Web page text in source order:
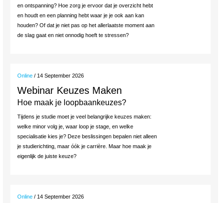
en ontspanning? Hoe zorg je ervoor dat je overzicht hebt
en houdt en een planning hebt waar je je ook aan kan
houden? Of dat je niet pas op het allerlaatste moment aan
de slag gaat en niet onnodig hoeft te stressen?
Online / 14 September 2026
Webinar Keuzes Maken
Hoe maak je loopbaankeuzes?
Tijdens je studie moet je veel belangrijke keuzes maken:
welke minor volg je, waar loop je stage, en welke
specialisatie kies je? Deze beslissingen bepalen niet alleen
je studierichting, maar óók je carrière. Maar hoe maak je
eigenlijk de juiste keuze?
Online / 14 September 2026